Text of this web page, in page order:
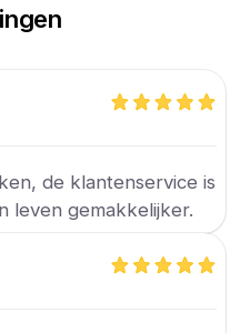
de klantenservice is
leven gemakkelijker.